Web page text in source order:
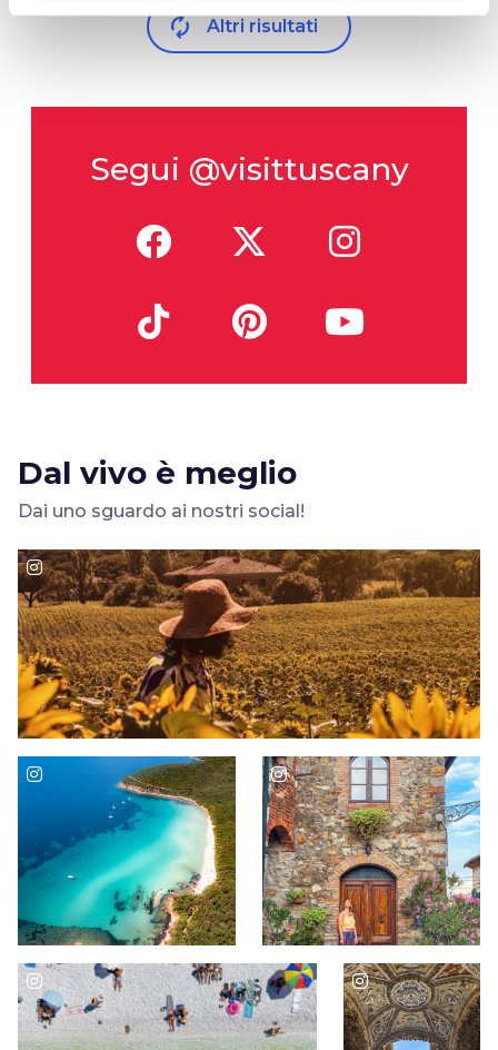
autorenew Altri risultati
Segui @visittuscany
Dal vivo è meglio
Dai uno sguardo ai nostri social!